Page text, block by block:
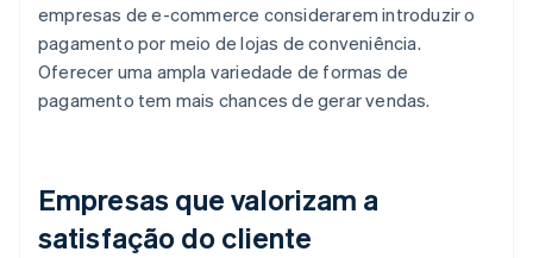
empresas de e-commerce considerarem introduzir o
pagamento por meio de lojas de conveniência.
Oferecer uma ampla variedade de formas de
pagamento tem mais chances de gerar vendas.
Empresas que valorizam a
satisfação do cliente